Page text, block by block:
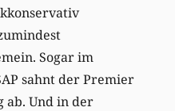
Sogar im
sahnt der Premier
ab. Und in der